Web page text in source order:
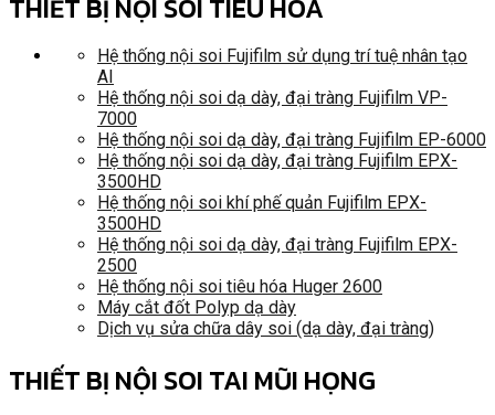
THIẾT BỊ NỘI SOI TIÊU HÓA
Hệ thống nội soi Fujifilm sử dụng trí tuệ nhân tạo
AI
Hệ thống nội soi dạ dày, đại tràng Fujifilm VP-
7000
Hệ thống nội soi dạ dày, đại tràng Fujifilm EP-6000
Hệ thống nội soi dạ dày, đại tràng Fujifilm EPX-
3500HD
Hệ thống nội soi khí phế quản Fujifilm EPX-
3500HD
Hệ thống nội soi dạ dày, đại tràng Fujifilm EPX-
2500
Hệ thống nội soi tiêu hóa Huger 2600
Máy cắt đốt Polyp dạ dày
Dịch vụ sửa chữa dây soi (dạ dày, đại tràng)
THIẾT BỊ NỘI SOI TAI MŨI HỌNG